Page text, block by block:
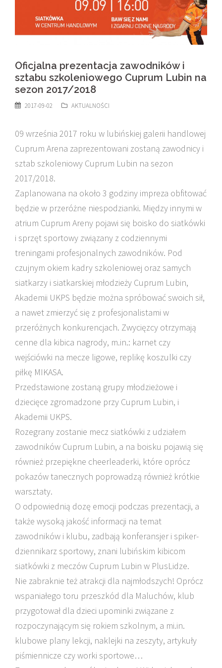
Oficjalna prezentacja zawodników i
sztabu szkoleniowego Cuprum Lubin na
sezon 2017/2018
2017-09-02 AKTUALNOŚCI
09 września 2017 roku w lubińskiej galerii handlowej
Cuprum Arena zaprezentowani zostaną zawodnicy i
sztab szkoleniowy Cuprum Lubin na sezon
2017/2018.
Zaplanowana na około 3 godziny impreza obfitować
będzie w przeróżne niespodzianki. Między innymi w
atrium Cuprum Areny pojawi się boisko do siatkówki
i sprzęt sportowy związany z codziennymi
treningami profesjonalnych zawodników. Pod
czujnym okiem kadry szkoleniowej oraz samych
siatkarzy i siatkarskiej młodzieży Cuprum Lubin,
Akademii UKPS będzie można spróbować swoich sił,
a nawet zmierzyć się z profesjonalistami w
przeróżnych konkurencjach. Zwycięzcy otrzymają
cenne dla kibica nagrody, m.in.: karnet czy
wejściówki na mecze ligowe, replikę koszulki czy
piłkę MIKASA.
Przedstawione zostaną grupy młodzieżowe i
dziecięce zgromadzone przy Cuprum Lubin, i
Akademii UKPS.
Rozegrany zostanie mecz siatkówki z udziałem
zawodników Cuprum Lubin, a na boisku pojawią się
również przepiękne cheerleaderki, które oprócz
pokazów tanecznych poprowadzą również krótkie
warsztaty.
O odpowiednią dozę emocji podczas prezentacji, a
także wysoką jakość informacji na temat
zawodników i klubu, zadbają konferansjer i spiker-
dziennikarz sportowy, znani lubińskim kibicom
siatkówki z meczów Cuprum Lubin w PlusLidze.
Nie zabraknie też atrakcji dla najmłodszych! Oprócz
wspaniałego toru przeszkód dla Maluchów, klub
przygotował dla dzieci upominki związane z
rozpoczynającym się rokiem szkolnym, a mi.in.
klubowe plany lekcji, naklejki na zeszyty, artykuły
piśmiennicze czy worki sportowe…